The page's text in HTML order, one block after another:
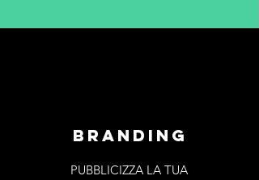
Branding
PUBBLICIZZA LA TUA